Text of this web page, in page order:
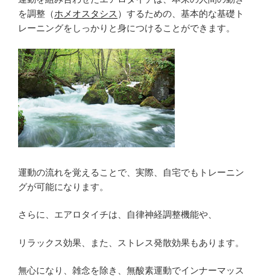
を調整（ホメオスタシス ）するための、基本的な基礎ト
レーニングをしっかりと身につけることができます。
運動の流れを覚えることで、実際、自宅でもトレーニン
グが可能になります。
さらに、エアロタイチは、自律神経調整機能や、
リラックス効果、また、ストレス発散効果もあります。
無心になり、雑念を除き、無酸素運動でインナーマッス